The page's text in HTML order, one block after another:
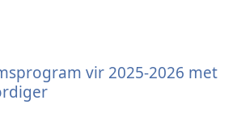
vir 2025-2026 met